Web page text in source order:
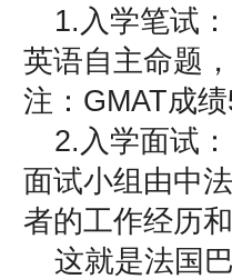
1.入学笔试：
英语自主命题
注：GMAT成
2.入学面试：
面试小组由中
者的工作经历
这就是法国